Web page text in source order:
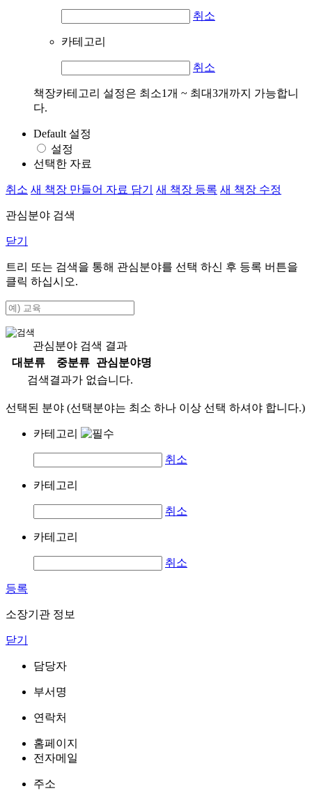
취소
카테고리
취소
책장카테고리 설정은 최소1개 ~ 최대3개까지 가능합니
다.
Default 설정
설정
선택한 자료
취소 새 책장 만들어 자료 담기 새 책장 등록 새 책장 수정
관심분야 검색
닫기
트리 또는 검색을 통해 관심분야를 선택 하신 후 등록 버튼을
클릭 하십시오.
관심분야 검색 결과
대분류
중분류
관심분야명
검색결과가 없습니다.
선택된 분야 (선택분야는 최소 하나 이상 선택 하셔야 합니다.)
카테고리
취소
카테고리
취소
카테고리
취소
등록
소장기관 정보
닫기
담당자
부서명
연락처
홈페이지
전자메일
주소